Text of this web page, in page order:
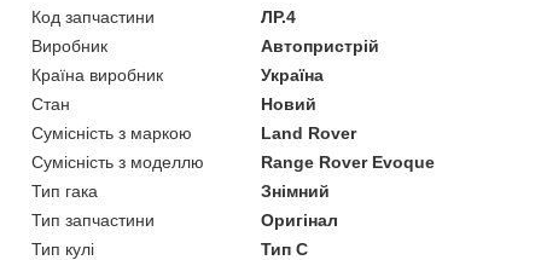
Код запчастини
ЛР.4
Виробник
Автопристрій
Країна виробник
Україна
Стан
Новий
Сумісність з маркою
Land Rover
Сумісність з моделлю
Range Rover Evoque
Тип гака
Знімний
Тип запчастини
Оригінал
Тип кулі
Тип C